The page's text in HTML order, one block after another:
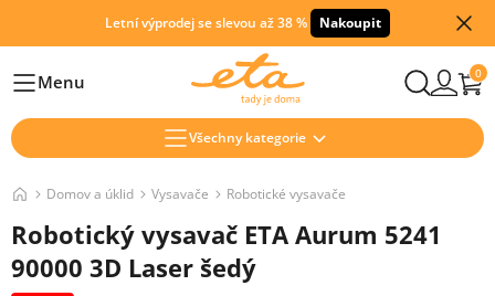
Letní výprodej se slevou až 38 % Nakoupit
HlavníMenu 0
Všechny kategorie
Domov a úklid Vysavače Robotické vysavače
Robotický vysavač ETA Aurum 5241
90000 3D Laser šedý